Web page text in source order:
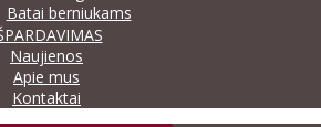
Batai berniukams
Naujienos
Apie mus
Kontaktai